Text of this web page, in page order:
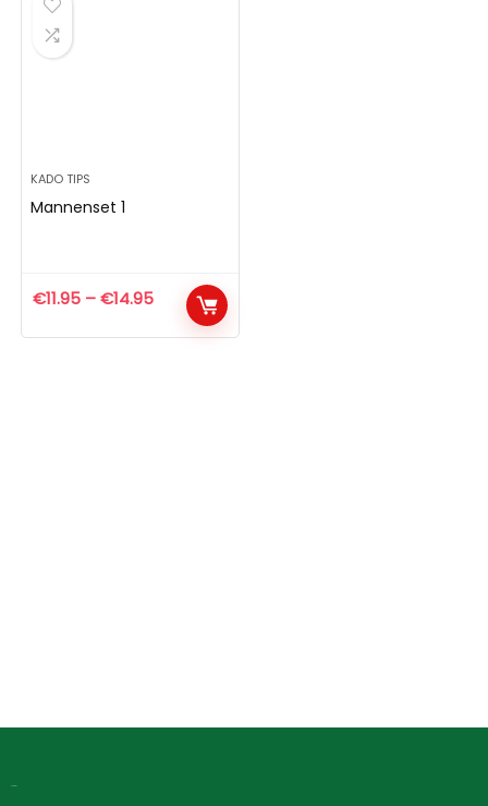
KADO TIPS
Mannenset 1
€11.95 –€14.95